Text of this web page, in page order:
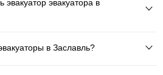
эвакуатор эвакуатора в
в Заславль?